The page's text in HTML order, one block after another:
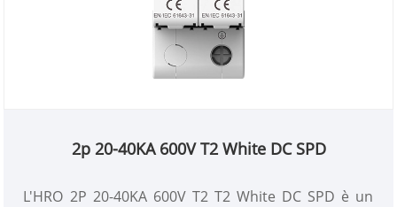
2p 20-40KA 600V T2 White DC SPD
L'HRO 2P 20-40KA 600V T2 T2 White DC SPD è un